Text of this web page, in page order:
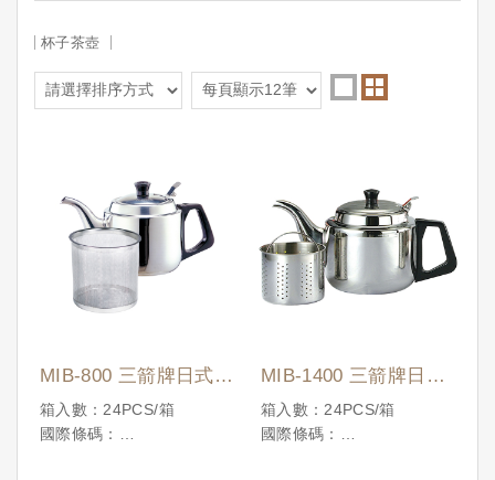
杯子茶壺
MIB-800 三箭牌日式養
生壺0.8L
箱入數：24PCS/箱
國際條碼：
MIB-1400 三箭牌日式
養生壺1.4L
箱入數：24PCS/箱
國際條碼：